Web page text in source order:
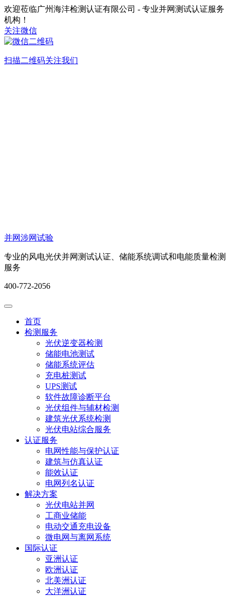
欢迎莅临广州海沣检测认证有限公司 - 专业并网测试认证服务
机构！
关注微信
扫描二维码关注我们
并网涉网试验
专业的风电光伏并网测试认证、储能系统调试和电能质量检测
服务
400-772-2056
首页
检测服务
光伏逆变器检测
储能电池测试
储能系统评估
充电桩测试
UPS测试
软件故障诊断平台
光伏组件与辅材检测
建筑光伏系统检测
光伏电站综合服务
认证服务
电网性能与保护认证
建筑与仿真认证
能效认证
电网列名认证
解决方案
光伏电站并网
工商业储能
电动交通充电设备
微电网与离网系统
国际认证
亚洲认证
欧洲认证
北美洲认证
大洋洲认证